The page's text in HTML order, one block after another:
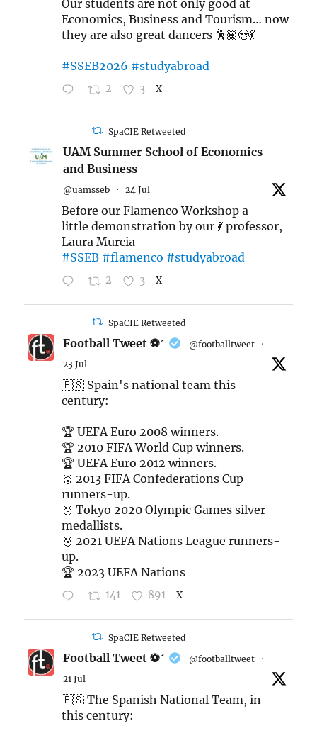
Our students are not only good at
Economics, Business and Tourism… now
they are also great dancers 🕺🏽😎💃
#SSEB2026 #studyabroad
2 3 X
SpaCIE Retweeted
UAM Summer School of Economics
and Business
@uamsseb · 24 Jul
Before our Flamenco Workshop a
little demonstration by our 💃 professor,
Laura Murcia
#SSEB #flamenco #studyabroad
2 3 X
SpaCIE Retweeted
Football Tweet ⚽ @footballtweet
·
23 Jul
🇪🇸 Spain's national team this
century:
🏆 UEFA Euro 2008 winners.
🏆 2010 FIFA World Cup winners.
🏆 UEFA Euro 2012 winners.
🥈 2013 FIFA Confederations Cup
runners-up.
🥈 Tokyo 2020 Olympic Games silver
medallists.
🥈 2021 UEFA Nations League runners-
up.
🏆 2023 UEFA Nations
141 891 X
SpaCIE Retweeted
Football Tweet ⚽ @footballtweet
·
21 Jul
🇪🇸 The Spanish National Team, in
this century: